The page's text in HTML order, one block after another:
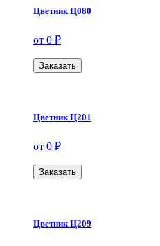
Цветник Ц080
от 0 ₽
Заказать
Цветник Ц201
от 0 ₽
Заказать
Цветник Ц209